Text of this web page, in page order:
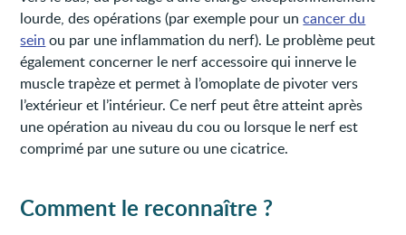
lourde, des opérations (par exemple pour uncancer du
sein ou par une inflammation du nerf). Le problème peut
également concerner le nerf accessoire qui innerve le
muscle trapèze et permet à l’omoplate de pivoter vers
l’extérieur et l’intérieur. Ce nerf peut être atteint après
une opération au niveau du cou ou lorsque le nerf est
comprimé par une suture ou une cicatrice.
Comment le reconnaître ?